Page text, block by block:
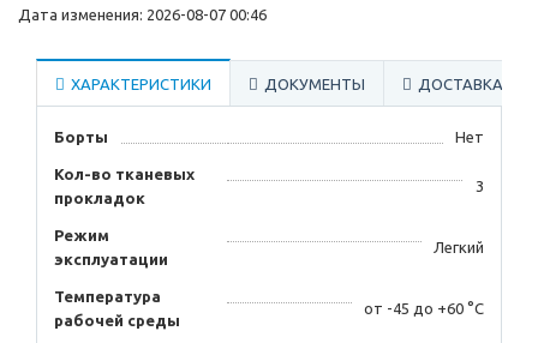
Дата изменения: 2026-08-07 00:46
ХАРАКТЕРИСТИКИ ДОКУМЕНТЫ ДОСТАВКА
Борты Нет
Кол-во тканевых
прокладок
3
Режим
эксплуатации
Легкий
Температура
рабочей среды
от -45 до +60 °С